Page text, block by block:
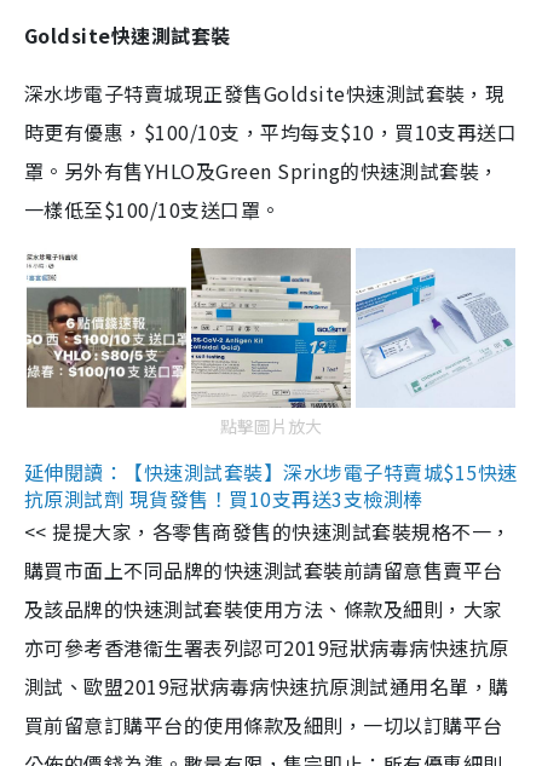
Goldsite快速測試套裝
深水埗電子特賣城現正發售Goldsite快速測試套裝，現
時更有優惠，$100/10支，平均每支$10，買10支再送口
罩。另外有售YHLO及Green Spring的快速測試套裝，
一樣低至$100/10支送口罩。
點擊圖片放大
延伸閱讀：【快速測試套裝】深水埗電子特賣城$15快速
抗原測試劑 現貨發售！買10支再送3支檢測棒
<< 提提大家，各零售商發售的快速測試套裝規格不一，
購買市面上不同品牌的快速測試套裝前請留意售賣平台
及該品牌的快速測試套裝使用方法、條款及細則，大家
亦可參考香港衞生署表列認可2019冠狀病毒病快速抗原
測試、歐盟2019冠狀病毒病快速抗原測試通用名單，購
買前留意訂購平台的使用條款及細則，一切以訂購平台